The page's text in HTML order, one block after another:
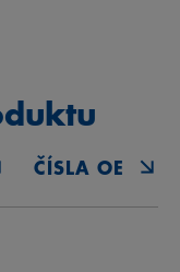
ČÍSLA OE